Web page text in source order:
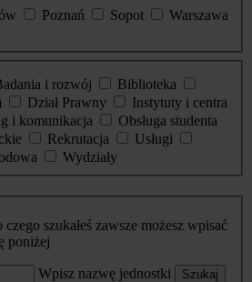
Poznań Sopot
Warszawa
i rozwój
Biblioteka
Dział Prawny
Instytuty i centra
i komunikacja
Obsługa studenta
Rekrutacja
Usługi
Wydziały
czego szukałeś zawsze możesz wpisać
poniżej
Wpisz nazwę jednostki Szukaj